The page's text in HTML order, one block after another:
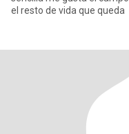
el resto de vida que queda